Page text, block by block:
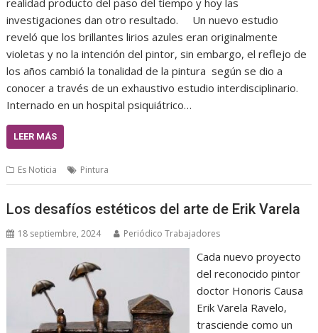
realidad producto del paso del tiempo y hoy las
investigaciones dan otro resultado. Un nuevo estudio
reveló que los brillantes lirios azules eran originalmente
violetas y no la intención del pintor, sin embargo, el reflejo de
los años cambió la tonalidad de la pintura según se dio a
conocer a través de un exhaustivo estudio interdisciplinario.
Internado en un hospital psiquiátrico…
LEER MÁS
Es Noticia Pintura
Los desafíos estéticos del arte de Erik Varela
18 septiembre, 2024 Periódico Trabajadores
Cada nuevo proyecto
del reconocido pintor
doctor Honoris Causa
Erik Varela Ravelo,
trasciende como un